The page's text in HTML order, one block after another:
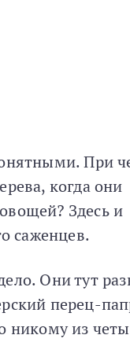
При
когда они
Здесь и
саженцев.
Они тут
перец-
никому из